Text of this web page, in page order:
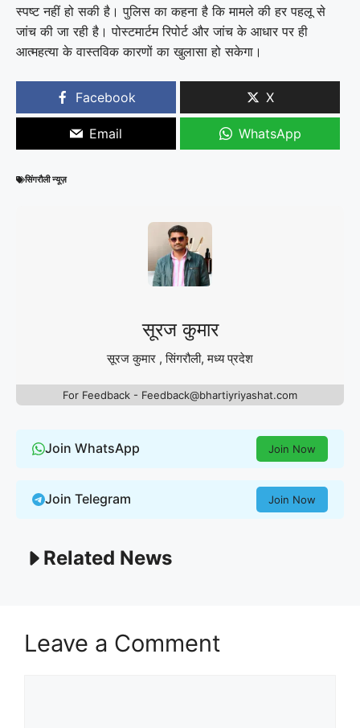
स्पष्ट नहीं हो सकी है। पुलिस का कहना है कि मामले की हर पहलू से
जांच की जा रही है। पोस्टमार्टम रिपोर्ट और जांच के आधार पर ही
आत्महत्या के वास्तविक कारणों का खुलासा हो सकेगा।
Facebook X
Email WhatsApp
सिंगरौली न्यूज़
सूरज कुमार
सूरज कुमार , सिंगरौली, मध्य प्रदेश
For Feedback - Feedback@bhartiyriyashat.com
Join WhatsApp Join Now
Join Telegram Join Now
Related News
Leave a Comment